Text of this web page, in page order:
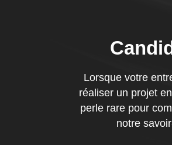
Lorsque votre
réaliser un projet
perle rare pour
notre